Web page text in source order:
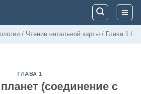
/ Чтение натальной карты / Глава 1 /
ГЛАВА 1
(соединение с